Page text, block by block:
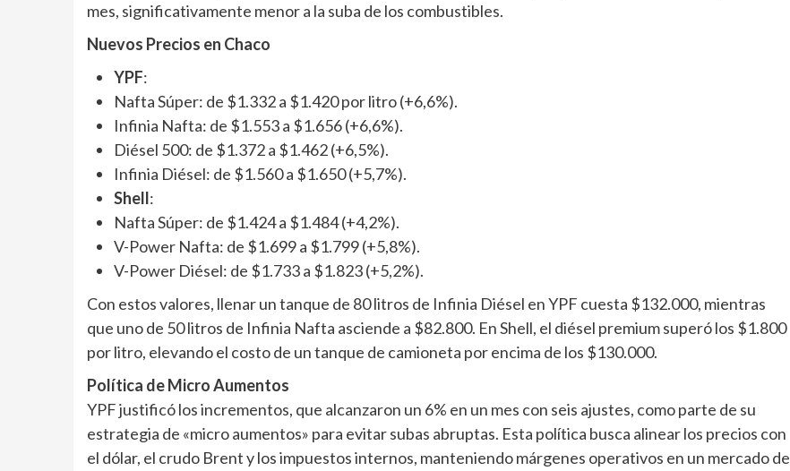
mes, significativamente menor a la suba de los combustibles.
Nuevos Precios en Chaco
YPF:
Nafta Súper: de $1.332 a $1.420 por litro (+6,6%).
Infinia Nafta: de $1.553 a $1.656 (+6,6%).
Diésel 500: de $1.372 a $1.462 (+6,5%).
Infinia Diésel: de $1.560 a $1.650 (+5,7%).
Shell:
Nafta Súper: de $1.424 a $1.484 (+4,2%).
V-Power Nafta: de $1.699 a $1.799 (+5,8%).
V-Power Diésel: de $1.733 a $1.823 (+5,2%).
Con estos valores, llenar un tanque de 80 litros de Infinia Diésel en YPF cuesta $132.000, mientras
que uno de 50 litros de Infinia Nafta asciende a $82.800. En Shell, el diésel premium superó los $1.800
por litro, elevando el costo de un tanque de camioneta por encima de los $130.000.
Política de Micro Aumentos
YPF justificó los incrementos, que alcanzaron un 6% en un mes con seis ajustes, como parte de su
estrategia de «micro aumentos» para evitar subas abruptas. Esta política busca alinear los precios con
el dólar, el crudo Brent y los impuestos internos, manteniendo márgenes operativos en un mercado de